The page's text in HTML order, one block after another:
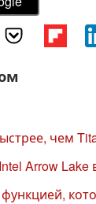
чем
Arrow
функцией,